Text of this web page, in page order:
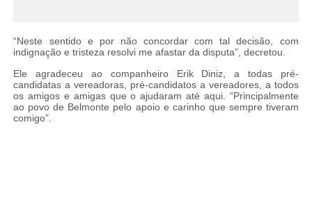
“Neste sentido e por não concordar com tal decisão, com
indignação e tristeza resolvi me afastar da disputa”, decretou.
Ele agradeceu ao companheiro Erik Diniz, a todas pré-
candidatas a vereadoras, pré-candidatos a vereadores, a todos
os amigos e amigas que o ajudaram até aqui. “Principalmente
ao povo de Belmonte pelo apoio e carinho que sempre tiveram
comigo”.